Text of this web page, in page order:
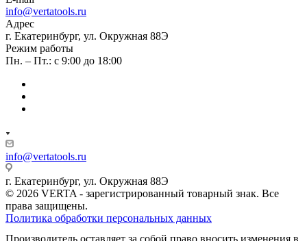
info@vertatools.ru
Адрес
г. Екатеринбург, ул. Окружная 88Э
Режим работы
Пн. – Пт.: с 9:00 до 18:00
info@vertatools.ru
г. Екатеринбург, ул. Окружная 88Э
© 2026 VERTA - зарегистрированный товарный знак. Все
права защищены.
Политика обработки персональных данных
Производитель оставляет за собой право вносить изменения в